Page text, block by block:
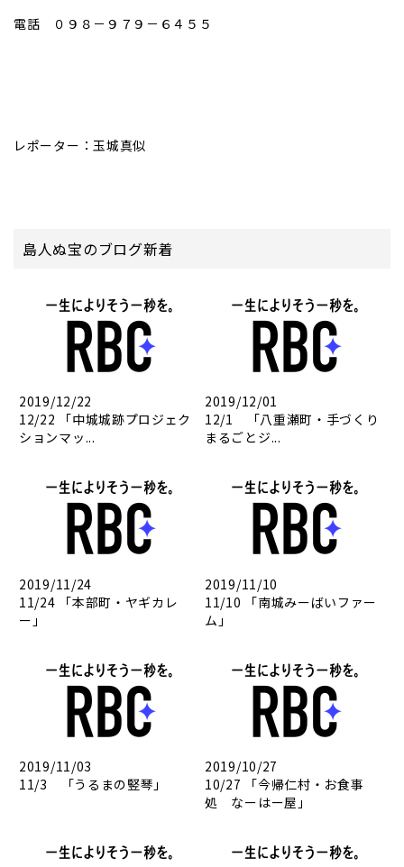
電話 ０９８－９７９－６４５５
レポーター：玉城真似
島人ぬ宝のブログ新着
2019/12/22
12/22 「中城城跡プロジェク
ションマッ...
2019/12/01
12/1 「八重瀬町・手づくり
まるごとジ...
2019/11/24
11/24 「本部町・ヤギカレ
ー」
2019/11/10
11/10 「南城みーばいファー
ム」
2019/11/03
11/3 「うるまの竪琴」
2019/10/27
10/27 「今帰仁村・お食事
処 なーはー屋」